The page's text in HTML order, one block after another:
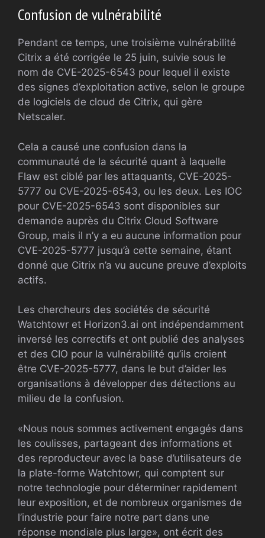
Confusion de vulnérabilité
Pendant ce temps, une troisième vulnérabilité
Citrix a été corrigée le 25 juin, suivie sous le
nom de CVE-2025-6543 pour lequel il existe
des signes d’exploitation active, selon le groupe
de logiciels de cloud de Citrix, qui gère
Netscaler.
Cela a causé une confusion dans la
communauté de la sécurité quant à laquelle
Flaw est ciblé par les attaquants, CVE-2025-
5777 ou CVE-2025-6543, ou les deux. Les IOC
pour CVE-2025-6543 sont disponibles sur
demande auprès du Citrix Cloud Software
Group, mais il n’y a eu aucune information pour
CVE-2025-5777 jusqu’à cette semaine, étant
donné que Citrix n’a vu aucune preuve d’exploits
actifs.
Les chercheurs des sociétés de sécurité
Watchtowr et Horizon3.ai ont indépendamment
inversé les correctifs et ont publié des analyses
et des CIO pour la vulnérabilité qu’ils croient
être CVE-2025-5777, dans le but d’aider les
organisations à développer des détections au
milieu de la confusion.
«Nous nous sommes activement engagés dans
les coulisses, partageant des informations et
des reproducteur avec la base d’utilisateurs de
la plate-forme Watchtowr, qui comptent sur
notre technologie pour déterminer rapidement
leur exposition, et de nombreux organismes de
l’industrie pour faire notre part dans une
réponse mondiale plus large», ont écrit des